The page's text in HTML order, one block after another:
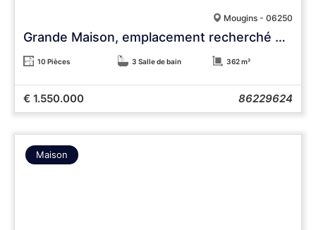
Mougins - 06250
Grande Maison, emplacement recherché et multiples possibilités
10 Pièces 3 Salle de bain 362 m²
€ 1.550.000 86229624
Maison